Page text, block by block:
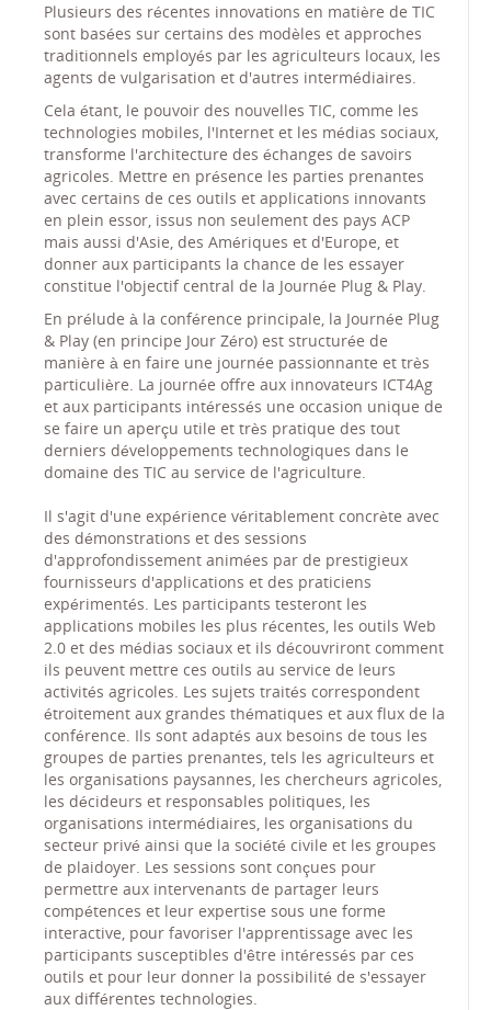
Plusieurs des récentes innovations en matière de TIC
sont basées sur certains des modèles et approches
traditionnels employés par les agriculteurs locaux, les
agents de vulgarisation et d'autres intermédiaires.
Cela étant, le pouvoir des nouvelles TIC, comme les
technologies mobiles, l'Internet et les médias sociaux,
transforme l'architecture des échanges de savoirs
agricoles. Mettre en présence les parties prenantes
avec certains de ces outils et applications innovants
en plein essor, issus non seulement des pays ACP
mais aussi d'Asie, des Amériques et d'Europe, et
donner aux participants la chance de les essayer
constitue l'objectif central de la Journée Plug & Play.
En prélude à la conférence principale, la Journée Plug
& Play (en principe Jour Zéro) est structurée de
manière à en faire une journée passionnante et très
particulière. La journée offre aux innovateurs ICT4Ag
et aux participants intéressés une occasion unique de
se faire un aperçu utile et très pratique des tout
derniers développements technologiques dans le
domaine des TIC au service de l'agriculture.
Il s'agit d'une expérience véritablement concrète avec
des démonstrations et des sessions
d'approfondissement animées par de prestigieux
fournisseurs d'applications et des praticiens
expérimentés. Les participants testeront les
applications mobiles les plus récentes, les outils Web
2.0 et des médias sociaux et ils découvriront comment
ils peuvent mettre ces outils au service de leurs
activités agricoles. Les sujets traités correspondent
étroitement aux grandes thématiques et aux flux de la
conférence. Ils sont adaptés aux besoins de tous les
groupes de parties prenantes, tels les agriculteurs et
les organisations paysannes, les chercheurs agricoles,
les décideurs et responsables politiques, les
organisations intermédiaires, les organisations du
secteur privé ainsi que la société civile et les groupes
de plaidoyer. Les sessions sont conçues pour
permettre aux intervenants de partager leurs
compétences et leur expertise sous une forme
interactive, pour favoriser l'apprentissage avec les
participants susceptibles d'être intéressés par ces
outils et pour leur donner la possibilité de s'essayer
aux différentes technologies.